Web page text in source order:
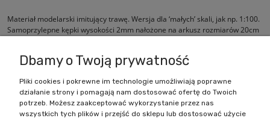
Materiał modelarski imitujący trawę. Wersja dla ‘małych’ skali, jak np. 1:100.
Samoprzylepne kępki wysokości 2mm nałożone na arkusz rozmiarów 20cm
Zakupy
Dbamy o Twoją prywatność
Pliki cookies i pokrewne im technologie umożliwiają poprawne
działanie strony i pomagają nam dostosować ofertę do Twoich
potrzeb. Możesz zaakceptować wykorzystanie przez nas
wszystkich tych plików i przejść do sklepu lub dostosować użycie